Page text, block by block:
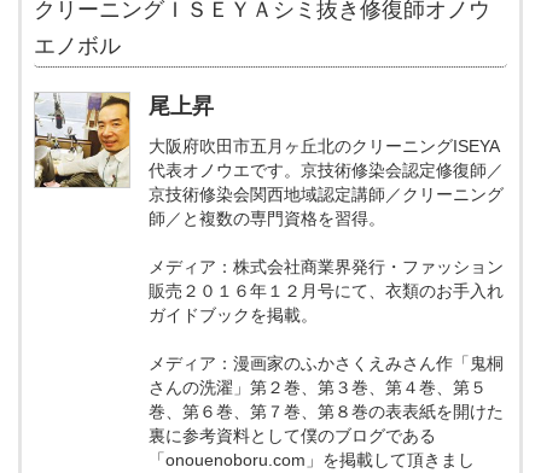
クリーニングＩＳＥＹＡシミ抜き修復師オノウ
エノボル
尾上昇
大阪府吹田市五月ヶ丘北のクリーニングISEYA
代表オノウエです。京技術修染会認定修復師／
京技術修染会関西地域認定講師／クリーニング
師／と複数の専門資格を習得。
メディア：株式会社商業界発行・ファッション
販売２０１６年１２月号にて、衣類のお手入れ
ガイドブックを掲載。
メディア：漫画家のふかさくえみさん作「鬼桐
さんの洗濯」第２巻、第３巻、第４巻、第５
巻、第６巻、第７巻、第８巻の表表紙を開けた
裏に参考資料として僕のブログである
「onouenoboru.com」を掲載して頂きまし